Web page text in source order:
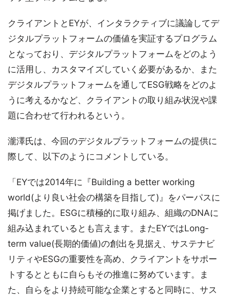
クライアントとEYが、インタラクティブに議論してデ
ジタルプラットフォームの価値を実証するプログラム
となっており、デジタルプラットフォームをどのよう
に活用し、カスタマイズしていく必要があるか、また
デジタルプラットフォームを通してESG戦略をどのよ
うに考えるかなど、クライアントの取り組み状況や課
題に合わせて行われるという。
瀧澤氏は、今回のデジタルプラットフォームの提供に
際して、以下のようにコメントしている。
「EYでは2014年に『Building a better working
world(より良い社会の構築を目指して)』をパーパスに
掲げました。ESGに積極的に取り組み、組織のDNAに
組み込まれているとも言えます。またEYではLong-
term value(長期的価値)の創出を見据え、サステナビ
リティやESGの重要性を高め、クライアントをサポー
トするとともに自らもその推進に努めています。ま
た、自らをより持続可能な企業とすると同時に、サス